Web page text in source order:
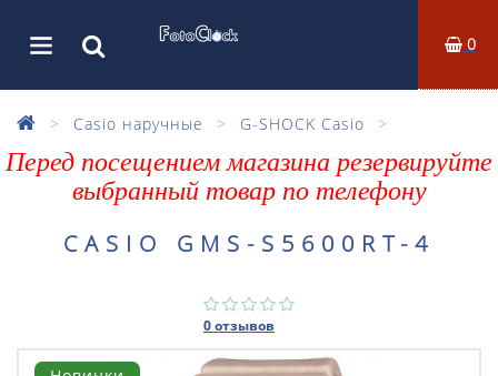
0
Casio наручные G-SHOCK Casio
Перед посещением магазина резервируйте
выбранный товар по телефону
CASIO GMS-S5600RT-4
0 отзывов